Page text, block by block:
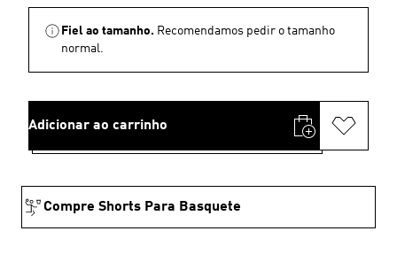
Fiel ao tamanho. Recomendamos pedir o tamanho
normal.
Adicionar ao carrinho
Compre Shorts Para Basquete